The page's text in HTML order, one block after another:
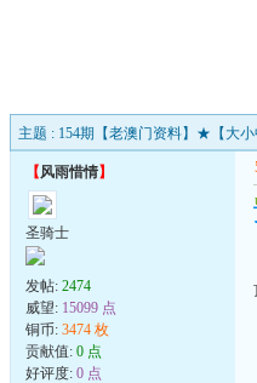
主题 : 154期【老澳门资料】★【大小
【风雨惜情】
圣骑士
发帖: 2474
威望: 15099 点
铜币: 3474 枚
贡献值: 0 点
好评度: 0 点